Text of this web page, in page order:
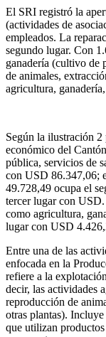
El SRI registró la
(actividades de
empleados. La
segundo lugar. Con
ganadería (cultivo de
de animales,
agricultura,
Según la ilustración
económico del
pública, servicios de
con USD 86.347,06;
49.728,49 ocupa el
tercer lugar con
como agricultura,
lugar con USD
Entre una de las
enfocada en la
refiere a la
decir, las actividades
reproducción de
otras plantas).
que utilizan